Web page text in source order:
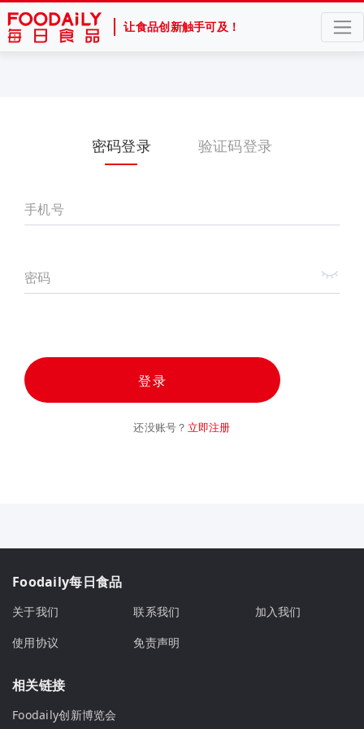
让食品创新触手可及！
密码登录 验证码登录
手机号
密码
登录
还没账号？ 立即注册
Foodaily每日食品
关于我们 联系我们
加入我们
使用协议
免责声明
相关链接
Foodaily创新博览会